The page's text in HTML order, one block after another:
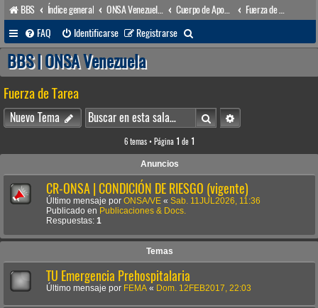
BBS Índice general
FAQ
Identificarse Registrarse
u
a
r
BBS | ONSA Venezuela
Fuerza de Tarea
Nuevo Tema BuscarBúsqueda avanzada
6 temas • Página 1 de 1
Anuncios
CR-ONSA | CONDICIÓN DE RIESGO (vigente)
Último mensaje por ONSA/VE « Sab. 11JUL2026, 11:36
Publicado en Publicaciones & Docs.
Respuestas: 1
Temas
TU Emergencia Prehospitalaria
Último mensaje por FEMA « Dom. 12FEB2017, 22:03